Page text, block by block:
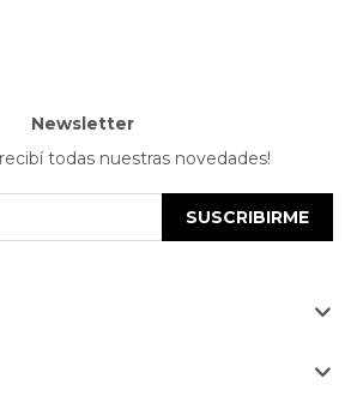
Newsletter
todas nuestras novedades!
SUSCRIBIRME